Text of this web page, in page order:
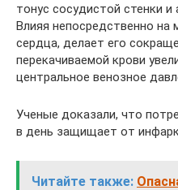
тонус сосудистой стенки и
Влияя непосредственно на
сердца, делает его
перекачиваемой крови
центральное венозное
Ученые доказали, что
в день защищает от
Читайте также: